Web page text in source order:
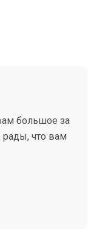
большое за
что вам